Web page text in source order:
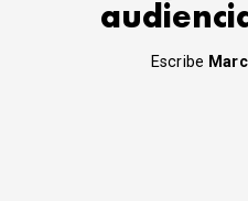
Escribe